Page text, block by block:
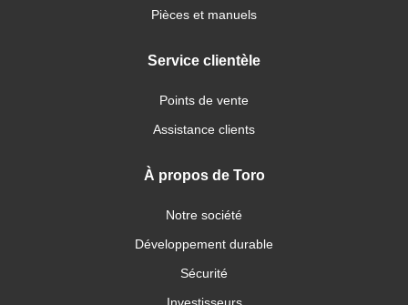
Pièces et manuels
Service clientèle
Points de vente
Assistance clients
À propos de Toro
Notre société
Développement durable
Sécurité